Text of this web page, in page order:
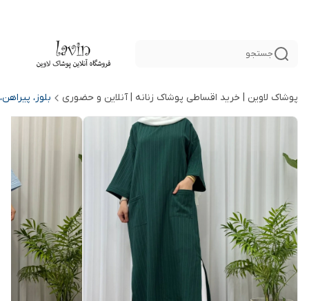
جستجو
پوشاک لاوین | خرید اقساطی پوشاک زنانه | آنلاین و حضوری بلوز،